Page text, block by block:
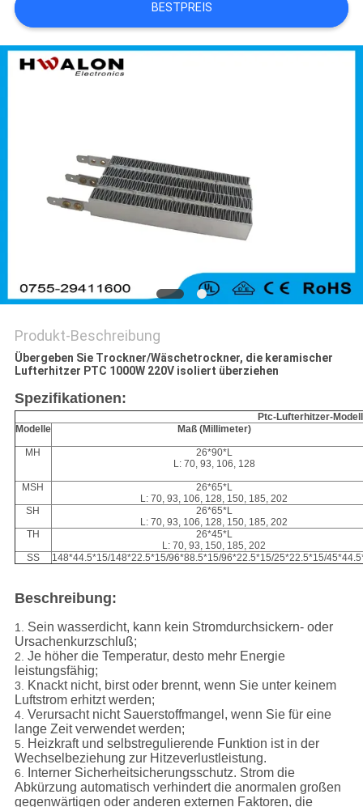
DATENSCHUTZRICHTLINIE
BESTPREIS
Produkt-Beschreibung
Übergeben Sie Trockner/Wäschetrockner, die keramischer
Lufterhitzer PTC 1000W 220V isoliert überziehen
Spezifikationen:
Ptc-Lufterhitzer-
Modelle
Maß (Millimeter)
MH
26*90*L
L: 70, 93, 106, 128
MSH
26*65*L
L: 70, 93, 106, 128, 150, 185, 202
SH
26*65*L
L: 70, 93, 106, 128, 150, 185, 202
TH
26*45*L
L: 70, 93, 150, 185, 202
SS
148*44.5*15/148*22.5*15/96*88.5*15/96*22.5*15/25*22.5*15/
Beschreibung:
1. Sein wasserdicht, kann kein Stromdurchsickern- oder
Ursachenkurzschluß;
2. Je höher die Temperatur, desto mehr Energie
leistungsfähig;
3. Knackt nicht, birst oder brennt, wenn Sie unter keinem
Luftstrom erhitzt werden;
4. Verursacht nicht Sauerstoffmangel, wenn Sie für eine
lange Zeit verwendet werden;
5. Heizkraft und selbstregulierende Funktion ist in der
Wechselbeziehung zur Hitzeverlustleistung.
6.
Interner Sicherheitsicherungsschutz. Strom die
Abkürzung automatisch verhindert die anormalen großen
gegenwärtigen oder anderen externen Faktoren, die